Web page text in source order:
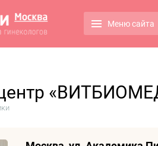
Меню сайта